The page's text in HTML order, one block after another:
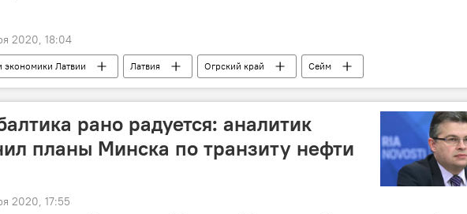
2020, 18:04
экономики Латвии Латвия Огрский край Сейм
рано радуется: аналитик
планы Минска по транзиту нефти
2020, 17:55